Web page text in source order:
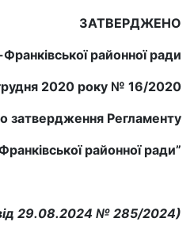
ЗАТВЕРДЖЕНО
районної ради
2020 року № 16/2020
затвердження Регламенту
районної ради”
29.08.2024 № 285/2024)